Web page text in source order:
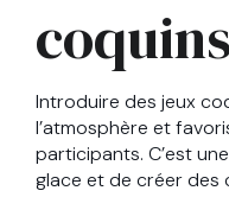
coquins
Introduire des jeux
l’atmosphère et
participants. C’est
glace et de créer des